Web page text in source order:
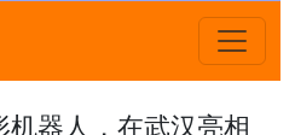
器人，在武汉亮相